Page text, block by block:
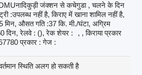
जंक्शन से कचेगुडा , चलने के दिन
:उपलब्ध नहीं है, किराए में खाना शामिल नहीं है,
औसत गति :37 कि. मी./घंटा, अग्रिम
दिन, रेलवे : (), रेक शेयर :
, , किराया प्रकार
प्रकार : गेज :
स्थिति अलग हो सकती है